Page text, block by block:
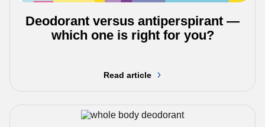
Deodorant versus antiperspirant —
which one is right for you?
Read article